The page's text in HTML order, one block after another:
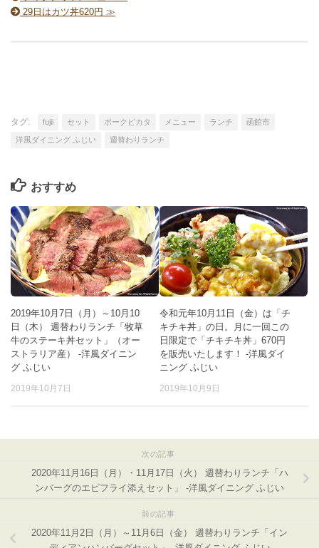
29日はカツ丼620円 ≫
タグ: fujii セット ポークピカタ メニュー ランチ 函館市
洋風ダイニング ふじい 週替わりランチ
おすすめ
2019年10月7日（月）～10月10
日（木） 週替わりランチ「牧草
牛のステーキ丼セット」（オー
ストラリア産） -洋風ダイニン
グ ふじい
2019年10月7日
令和元年10月11日（金）は「チ
キチキ丼」の日。月に一回この
日限定で「チキチキ丼」670円
を販売いたします！ -洋風ダイ
ニング ふじい
2019年10月9日
次の記事
2020年11月16日（月）・11月17日（火） 週替わりランチ「ハ
ンバーグのエビフライ添えセット」 -洋風ダイニング ふじい
前の記事
2020年11月2日（月）～11月6日（金） 週替わりランチ「イン